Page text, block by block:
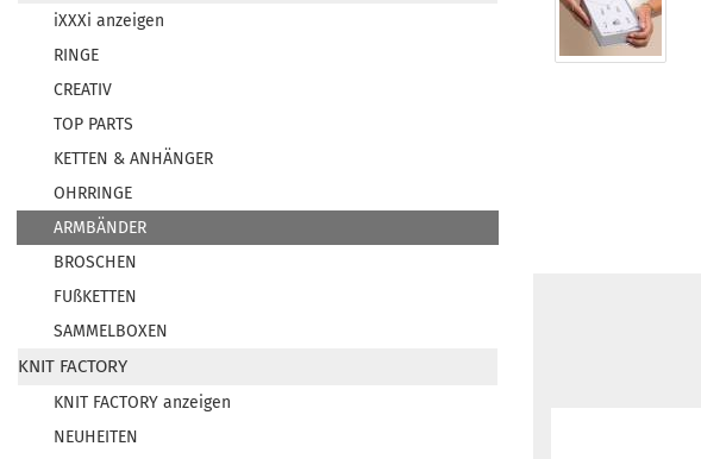
iXXXi anzeigen
RINGE
CREATIV
TOP PARTS
KETTEN & ANHÄNGER
OHRRINGE
ARMBÄNDER
BROSCHEN
FUßKETTEN
SAMMELBOXEN
KNIT FACTORY
KNIT FACTORY anzeigen
NEUHEITEN